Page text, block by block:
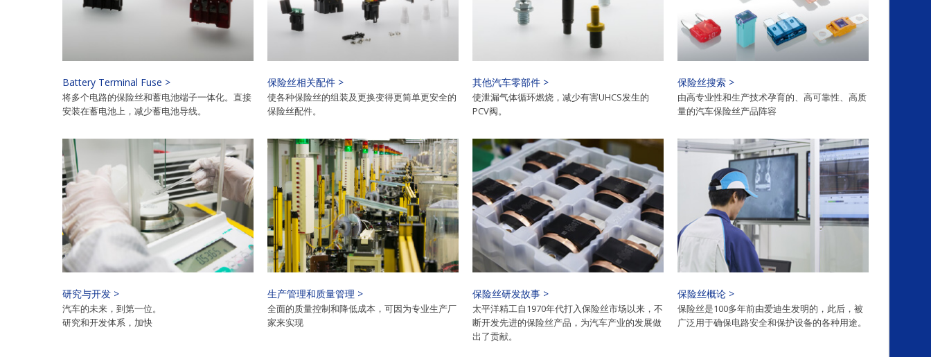
Battery Terminal Fuse >
将多个电路的保险丝和蓄电池端子一体化。直接
安装在蓄电池上，减少蓄电池导线。
保险丝相关配件 >
使各种保险丝的组装及更换变得更简单更安全的
保险丝配件。
其他汽车零部件 >
使泄漏气体循环燃烧，减少有害UHCS发生的
PCV阀。
保险丝搜索 >
由高专业性和生产技术孕育的、高可靠性、高质
量的汽车保险丝产品阵容
研究与开发 >
汽车的未来，到第一位。
研究和开发体系，加快
生产管理和质量管理 >
全面的质量控制和降低成本，可因为专业生产厂
家来实现
保险丝研发故事 >
太平洋精工自1970年代打入保险丝市场以来，不
断开发先进的保险丝产品，为汽车产业的发展做
出了贡献。
保险丝概论 >
保险丝是100多年前由爱迪生发明的，此后，被
广泛用于确保电路安全和保护设备的各种用途。